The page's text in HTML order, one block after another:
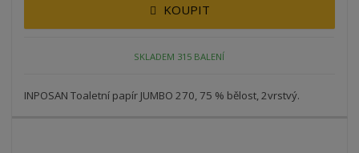
KOUPIT
SKLADEM 315 BALENÍ
INPOSAN Toaletní papír JUMBO 270, 75 % bělost, 2vrstvý.